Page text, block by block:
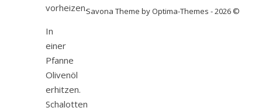
vorheizen.
In
einer
Pfanne
Olivenöl
erhitzen.
Schalotten
Savona Theme by Optima-Themes - 2026 ©